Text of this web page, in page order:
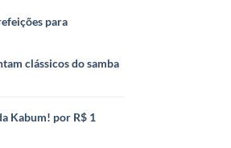
para
clássicos do samba
Kabum! por R$ 1